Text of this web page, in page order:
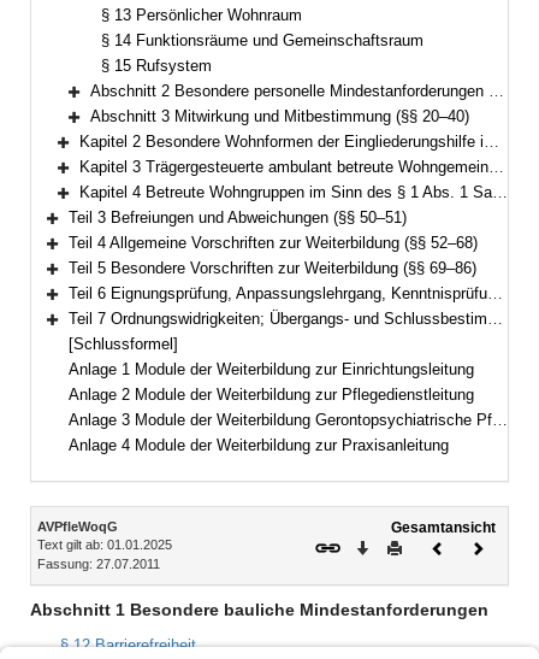
§ 13 Persönlicher Wohnraum
§ 14 Funktionsräume und Gemeinschaftsraum
§ 15 Rufsystem
Bereich erweitern
Abschnitt 2 Besondere personelle Mindestanforderungen (§§ 16–19)
Bereich erweitern
Abschnitt 3 Mitwirkung und Mitbestimmung (§§ 20–40)
Bereich erweitern
Kapitel 2 Besondere Wohnformen der Eingliederungshilfe im Sinn des § 1 Abs. 1 Satz 1 Nr. 2 (§§ 41–46)
Bereich erweitern
Kapitel 3 Trägergesteuerte ambulant betreute Wohngemeinschaften im Sinn des § 1 Abs. 1 Satz 1 Nr. 3 (§§ 47–48)
Bereich erweitern
Kapitel 4 Betreute Wohngruppen im Sinn des § 1 Abs. 1 Satz 1 Nr. 4 (§ 49)
Bereich erweitern
Teil 3 Befreiungen und Abweichungen (§§ 50–51)
Bereich erweitern
Teil 4 Allgemeine Vorschriften zur Weiterbildung (§§ 52–68)
Bereich erweitern
Teil 5 Besondere Vorschriften zur Weiterbildung (§§ 69–86)
Bereich erweitern
Teil 6 Eignungsprüfung, Anpassungslehrgang, Kenntnisprüfung (§§ 87–88)
Bereich erweitern
Teil 7 Ordnungswidrigkeiten; Übergangs- und Schlussbestimmungen (§§ 89–91)
[Schlussformel]
Anlage 1 Module der Weiterbildung zur Einrichtungsleitung
Anlage 2 Module der Weiterbildung zur Pflegedienstleitung
Anlage 3 Module der Weiterbildung Gerontopsychiatrische Pflege und Betreuung
Anlage 4 Module der Weiterbildung zur Praxisanleitung
Inhalt
AVPfleWoqG
Text gilt ab: 01.01.2025
Fassung: 27.07.2011
Gesamtansicht
Download
DruckenVorheriges
Abschnitt 1 Besondere bauliche Mindestanforderungen
§ 12 Barrierefreiheit